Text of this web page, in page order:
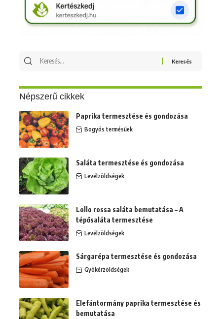
Keresés
Népszerű cikkek
Paprika termesztése és gondozása
Bogyós termésűek
Saláta termesztése és gondozása
Levélzöldségek
Lollo rossa saláta bemutatása – A
tépősaláta termesztése
Levélzöldségek
Sárgarépa termesztése és gondozása
Gyökérzöldségek
Elefántormány paprika termesztése és
bemutatása